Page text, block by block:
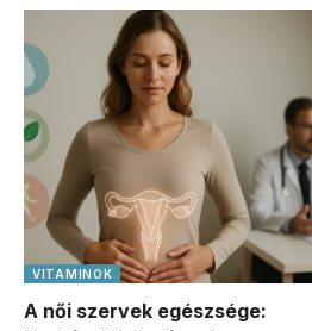
VITAMINOK
A női szervek egészsége: